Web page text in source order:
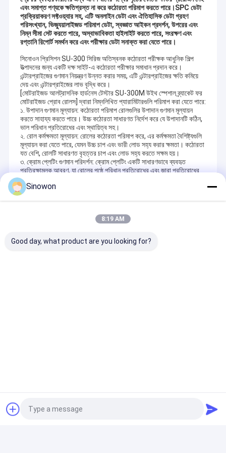
কঠোরতা পরীক্ষক
পরিমাপ মেশিন সমন্বয়
অপটিক্যাল মাইক্রোস্কোপ
মিনি লেদ মেশিন
সার্বজনীন পরীক্ষার মেশিন
আবরণ টেস্টিং মেশিন
জলবায়ু পরীক্ষার চেম্বার
লবণ স্প্রে পরীক্ষক
এবং সমাপ্ত পণ্যকে ক্ষতিগ্রস্ত না করে কঠোরতা পরিমাপ করতে পারে।SPC ডেটা
প্রক্রিয়াকরণ সফ্টওয়্যার সহ, এটি অনলাইন ডেটা এবং ঐতিহাসিক ডেটা গ্রহণ
পরিসংখ্যান, ভিজ্যুয়ালাইজড পরিমাপ ডেটা, স্বজ্ঞাত আইকন প্রদর্শন, উপরের এবং
নিম্ন সীমা সেট করতে পারে, অস্বাভাবিকতা হাইলাইট করতে পারে, সংরক্ষণ এবং
রপ্তানি রিপোর্ট সমর্থন করে এবং পরীক্ষার ডেটা সনাক্ত করা যেতে পারে।
সিনোওন প্রিসিশন SU-300 সিরিজ অতিস্বনক কঠোরতা পরীক্ষক আধুনিক শিল্প
উত্পাদনের জন্য একটি দক্ষ সাইট-এ কঠোরতা পরীক্ষার সমাধান প্রদান করে।
এন্টারপ্রাইজের গুণমান নিয়ন্ত্রণ উন্নত করার সময়, এটি এন্টারপ্রাইজের ক্ষতি কমিয়ে
দেয় এবং এন্টারপ্রাইজের লাভ বৃদ্ধি করে।
[মোটরাইজড আলট্রাসনিক হার্ডনেস টেস্টার SU-300M উইথ স্পেশাল ব্র্যাকেট ফর
মোটরাইজড প্রোব রোলস] দ্বারা নিম্নলিখিত প্যারামিটারগুলি পরিমাপ করা যেতে পারে:
১. উপাদান গুণমান মূল্যায়ন: কঠোরতা পরিমাপ রোলগুলির উপাদান গুণমান মূল্যায়ন
করতে সাহায্য করতে পারে। উচ্চ কঠোরতা সাধারণত নির্দেশ করে যে উপাদানটি কঠিন,
ভাল পরিধান প্রতিরোধের এবং স্থায়িত্ব সহ।
২. রোল কর্মক্ষমতা মূল্যায়ন: রোলের কঠোরতা পরিমাপ করে, এর কর্মক্ষমতা বৈশিষ্ট্যগুলি
মূল্যায়ন করা যেতে পারে, যেমন উচ্চ চাপ এবং ভারী লোড সহ্য করার ক্ষমতা। কঠোরতা
যত বেশি, রোলটি সাধারণত বৃহত্তর চাপ এবং লোড সহ্য করতে সক্ষম হয়।
৩. ক্রোম প্লেটিং গুণমান পরিদর্শন: ক্রোম প্লেটিং একটি সাধারণভাবে ব্যবহৃত
প্রতিরক্ষামূলক আবরণ, যা রোলের পৃষ্ঠে পরিধান প্রতিরোধের এবং জারা প্রতিরোধের
সরবরাহ করতে পারে। ক্রোম প্লেটিংয়ের কঠোরতা পরিমাপ করে, এর গুণমান এবং বেধ
মূল্যায়ন করা যেতে পারে তা নিশ্চিত করার জন্য যে এটির পর্যাপ্ত প্রতিরক্ষামূলক
বৈশিষ্ট্য রয়েছে।
উত্পাদন প্রক্রিয়ায় ধারাবাহিকতা এবং মান নিশ্চিত করতে ব্যবহার করা যেতে পারে।
নিয়মিতভাবে কঠোরতা পরিমাপ করে, কোনো অ-অনুরূপ রোল সনাক্ত করা যেতে পারে
VII. ব্র্যান্ড
তৈরি করা Hoyamo & Sinowon-এর অবিচল লক্ষ্য।
আমরা ব্যবহারকারীদের জন্য সমস্যা সমাধানে এবং গ্রাহকদের জন্য মূল্য তৈরি করতে গবেষণা
ও উন্নয়ন, উৎপাদন, গুণমান নিয়ন্ত্রণ এবং পরিষেবার ক্ষমতা ক্রমাগতভাবে উন্নত করি।
আপনার নির্ভুলতাই আমাদের লক্ষ্য। আসুন, আমরা একসাথে কাজ করি এবং আমাদের
জ্যামিতিক জীবনের জন্য একটি সবুজ পৃথিবী এবং স্বচ্ছ পরিদর্শন তৈরি করি।
Sinowon
8:19 AM
Good day, what product are you looking for?